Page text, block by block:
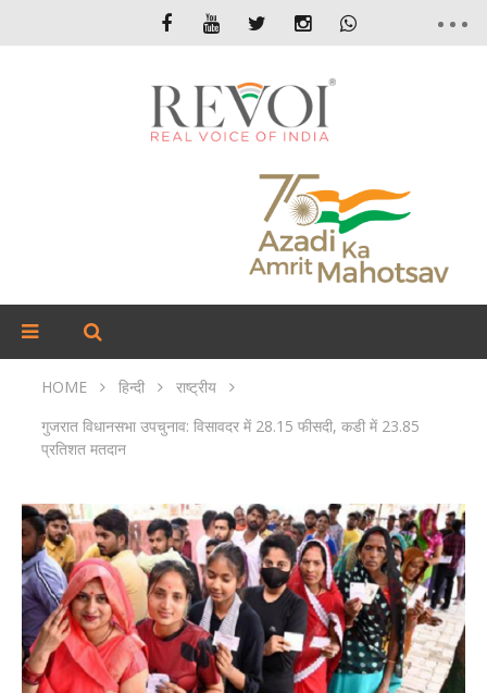
HOME हिन्दी
राष्ट्रीय
गुजरात विधानसभा उपचुनाव: विसावदर में 28.15 फीसदी, कडी में 23.85
प्रतिशत मतदान